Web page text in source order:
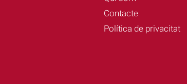
Contacte
Política de privacitat